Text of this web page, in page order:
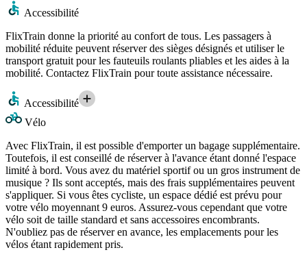
Accessibilité
FlixTrain donne la priorité au confort de tous. Les passagers à
mobilité réduite peuvent réserver des sièges désignés et utiliser le
transport gratuit pour les fauteuils roulants pliables et les aides à la
mobilité. Contactez FlixTrain pour toute assistance nécessaire.
Accessibilité
Vélo
Avec FlixTrain, il est possible d'emporter un bagage supplémentaire.
Toutefois, il est conseillé de réserver à l'avance étant donné l'espace
limité à bord. Vous avez du matériel sportif ou un gros instrument de
musique ? Ils sont acceptés, mais des frais supplémentaires peuvent
s'appliquer. Si vous êtes cycliste, un espace dédié est prévu pour
votre vélo moyennant 9 euros. Assurez-vous cependant que votre
vélo soit de taille standard et sans accessoires encombrants.
N'oubliez pas de réserver en avance, les emplacements pour les
vélos étant rapidement pris.